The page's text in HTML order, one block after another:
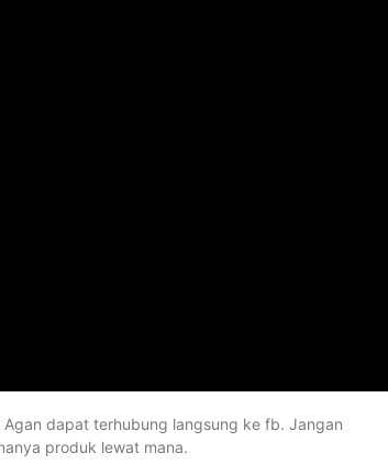
dapat terhubung langsung ke fb. Jangan
produk lewat mana.